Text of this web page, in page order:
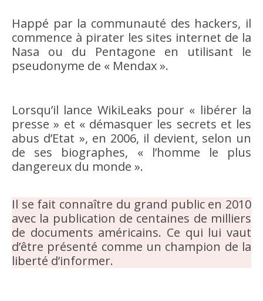
Happé par la communauté des hackers, il
commence à pirater les sites internet de la
Nasa ou du Pentagone en utilisant le
pseudonyme de « Mendax ».
Lorsqu’il lance WikiLeaks pour « libérer la
presse » et « démasquer les secrets et les
abus d’Etat », en 2006, il devient, selon un
de ses biographes, « l’homme le plus
dangereux du monde ».
Il se fait connaître du grand public en 2010
avec la publication de centaines de milliers
de documents américains. Ce qui lui vaut
d’être présenté comme un champion de la
liberté d’informer.